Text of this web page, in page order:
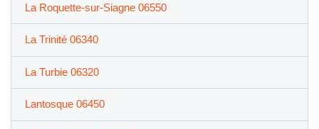
La Roquette-sur-Siagne 06550
La Trinité 06340
La Turbie 06320
Lantosque 06450